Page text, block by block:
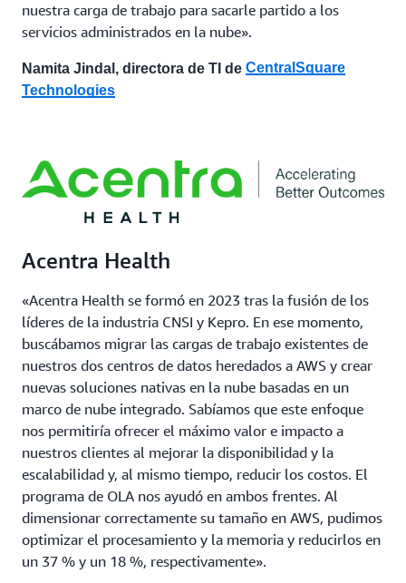
nuestra carga de trabajo para sacarle partido a los
servicios administrados en la nube».
Namita Jindal, directora de TI de CentralSquare
Technologies
Acentra Health
«Acentra Health se formó en 2023 tras la fusión de los
líderes de la industria CNSI y Kepro. En ese momento,
buscábamos migrar las cargas de trabajo existentes de
nuestros dos centros de datos heredados a AWS y crear
nuevas soluciones nativas en la nube basadas en un
marco de nube integrado. Sabíamos que este enfoque
nos permitiría ofrecer el máximo valor e impacto a
nuestros clientes al mejorar la disponibilidad y la
escalabilidad y, al mismo tiempo, reducir los costos. El
programa de OLA nos ayudó en ambos frentes. Al
dimensionar correctamente su tamaño en AWS, pudimos
optimizar el procesamiento y la memoria y reducirlos en
un 37 % y un 18 %, respectivamente».